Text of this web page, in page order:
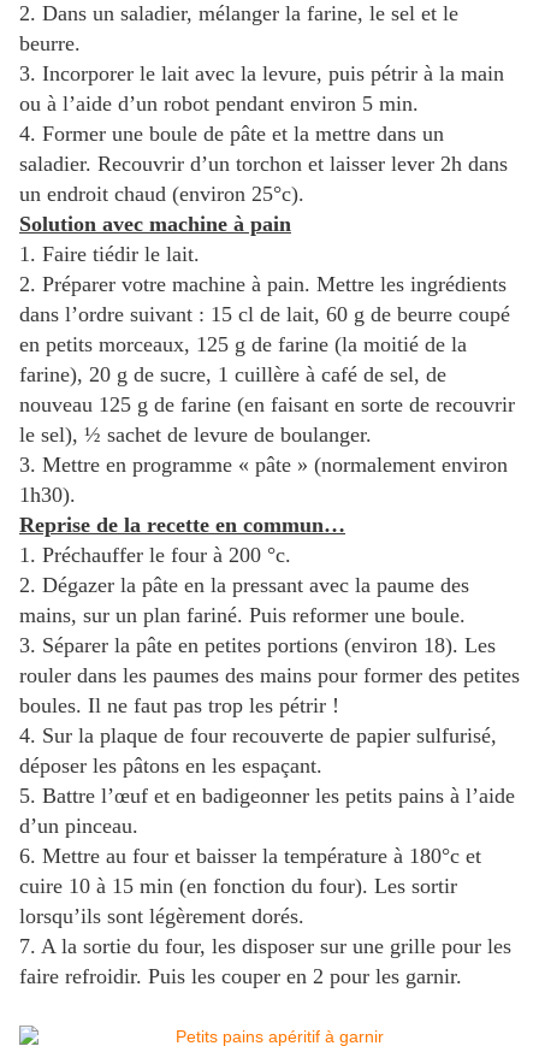
2. Dans un saladier, mélanger la farine, le sel et le
beurre.
3. Incorporer le lait avec la levure, puis pétrir à la main
ou à l’aide d’un robot pendant environ 5 min.
4. Former une boule de pâte et la mettre dans un
saladier. Recouvrir d’un torchon et laisser lever 2h dans
un endroit chaud (environ 25°c).
Solution avec machine à pain
1. Faire tiédir le lait.
2. Préparer votre machine à pain. Mettre les ingrédients
dans l’ordre suivant : 15 cl de lait, 60 g de beurre coupé
en petits morceaux, 125 g de farine (la moitié de la
farine), 20 g de sucre, 1 cuillère à café de sel, de
nouveau 125 g de farine (en faisant en sorte de recouvrir
le sel), ½ sachet de levure de boulanger.
3. Mettre en programme « pâte » (normalement environ
1h30).
Reprise de la recette en commun…
1. Préchauffer le four à 200 °c.
2. Dégazer la pâte en la pressant avec la paume des
mains, sur un plan fariné. Puis reformer une boule.
3. Séparer la pâte en petites portions (environ 18). Les
rouler dans les paumes des mains pour former des petites
boules. Il ne faut pas trop les pétrir !
4. Sur la plaque de four recouverte de papier sulfurisé,
déposer les pâtons en les espaçant.
5. Battre l’œuf et en badigeonner les petits pains à l’aide
d’un pinceau.
6. Mettre au four et baisser la température à 180°c et
cuire 10 à 15 min (en fonction du four). Les sortir
lorsqu’ils sont légèrement dorés.
7. A la sortie du four, les disposer sur une grille pour les
faire refroidir. Puis les couper en 2 pour les garnir.